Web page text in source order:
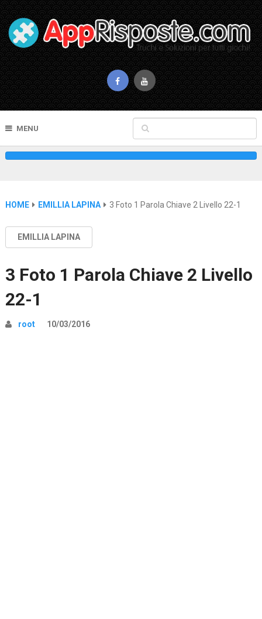
MENU
HOME EMILLIA LAPINA 3 Foto 1 Parola Chiave 2 Livello 22-1
EMILLIA LAPINA
3 Foto 1 Parola Chiave 2 Livello
22-1
root 10/03/2016